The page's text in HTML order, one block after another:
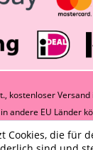
kostenloser
in andere EU Länder
Cookies, die für